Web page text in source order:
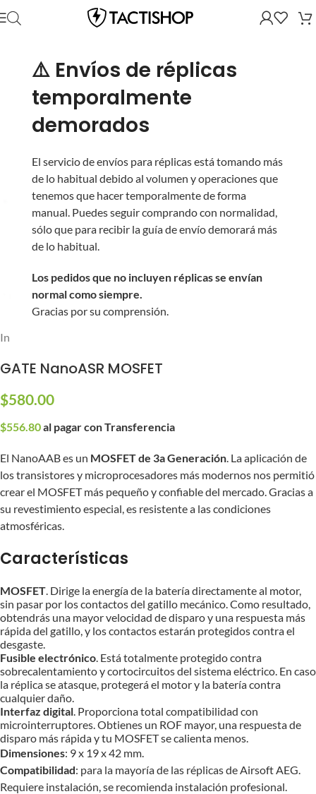
⚠️ Envíos de réplicas
temporalmente
demorados
El servicio de envíos para réplicas está tomando más
de lo habitual debido al volumen y operaciones que
tenemos que hacer temporalmente de forma
manual. Puedes seguir comprando con normalidad,
sólo que para recibir la guía de envío demorará más
de lo habitual.
Los pedidos que no incluyen réplicas se envían
normal como siempre.
Gracias por su comprensión.
Inicio
GATE NanoASR MOSFET
$580.00
$556.80al pagar con Transferencia
El NanoAAB es un MOSFET de 3a Generación. La aplicación de
los transistores y microprocesadores más modernos nos permitió
crear el MOSFET más pequeño y confiable del mercado. Gracias a
su revestimiento especial, es resistente a las condiciones
atmosféricas.
Características
MOSFET. Dirige la energía de la batería directamente al motor,
sin pasar por los contactos del gatillo mecánico. Como resultado,
obtendrás una mayor velocidad de disparo y una respuesta más
rápida del gatillo, y los contactos estarán protegidos contra el
desgaste.
Fusible electrónico. Está totalmente protegido contra
sobrecalentamiento y cortocircuitos del sistema eléctrico. En caso
la réplica se atasque, protegerá el motor y la batería contra
cualquier daño.
Interfaz digital. Proporciona total compatibilidad con
microinterruptores. Obtienes un ROF mayor, una respuesta de
disparo más rápida y tu MOSFET se calienta menos.
Dimensiones: 9 x 19 x 42 mm.
Compatibilidad: para la mayoría de las réplicas de Airsoft AEG.
Requiere instalación, se recomienda instalación profesional.